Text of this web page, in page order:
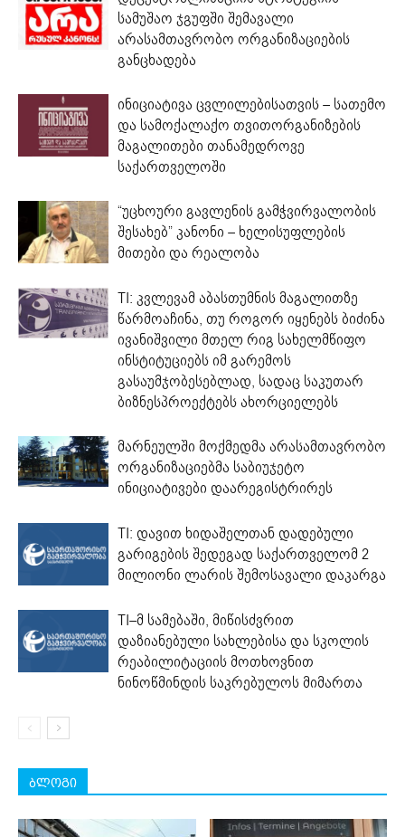
სამუშაო ჯგუფში შემავალი
არასამთავრობო ორგანიზაციების
განცხადება
ინიციატივა ცვლილებისათვის – სათემო
და სამოქალაქო თვითორგანიზების
მაგალითები თანამედროვე
საქართველოში
“უცხოური გავლენის გამჭვირვალობის
შესახებ” კანონი – ხელისუფლების
მითები და რეალობა
TI: კვლევამ აბასთუმნის მაგალითზე
წარმოაჩინა, თუ როგორ იყენებს ბიძინა
ივანიშვილი მთელ რიგ სახელმწიფო
ინსტიტუციებს იმ გარემოს
გასაუმჯობესებლად, სადაც საკუთარ
ბიზნესპროექტებს ახორციელებს
მარნეულში მოქმედმა არასამთავრობო
ორგანიზაციებმა საბიუჯეტო
ინიციატივები დაარეგისტრირეს
TI: დავით ხიდაშელთან დადებული
გარიგების შედეგად საქართველომ 2
მილიონი ლარის შემოსავალი დაკარგა
TI–მ სამებაში, მიწისძვრით
დაზიანებული სახლებისა და სკოლის
რეაბილიტაციის მოთხოვნით
ნინოწმინდის საკრებულოს მიმართა
ბლოგი